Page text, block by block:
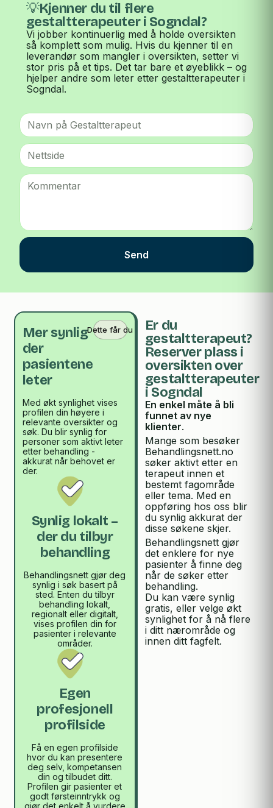
💡Kjenner du til flere
gestaltterapeuter i Sogndal?
Vi jobber kontinuerlig med å holde oversikten
så komplett som mulig. Hvis du kjenner til en
leverandør som mangler i oversikten, setter vi
stor pris på et tips. Det tar bare et øyeblikk – og
hjelper andre som leter etter gestaltterapeuter i
Sogndal.
Send
Mer synlig
der
pasientene
leter
Dette får du
Med økt synlighet vises
profilen din høyere i
relevante oversikter og
søk. Du blir synlig for
personer som aktivt leter
etter behandling -
akkurat når behovet er
der.
Synlig lokalt –
der du tilbyr
behandling
Behandlingsnett gjør deg
synlig i søk basert på
sted. Enten du tilbyr
behandling lokalt,
regionalt eller digitalt,
vises profilen din for
pasienter i relevante
områder.
Egen
profesjonell
profilside
Få en egen profilside
hvor du kan presentere
deg selv, kompetansen
din og tilbudet ditt.
Profilen gir pasienter et
godt førsteinntrykk og
gjør det enkelt å vurdere
Er du
gestaltterapeut?
Reserver plass i
oversikten over
gestaltterapeuter
i Sogndal
En enkel måte å bli
funnet av nye
klienter.
Mange som besøker
Behandlingsnett.no
søker aktivt etter en
terapeut innen et
bestemt fagområde
eller tema. Med en
oppføring hos oss blir
du synlig akkurat der
disse søkene skjer.
Behandlingsnett gjør
det enklere for nye
pasienter å finne deg
når de søker etter
behandling.
Du kan være synlig
gratis, eller velge økt
synlighet for å nå flere
i ditt nærområde og
innen ditt fagfelt.